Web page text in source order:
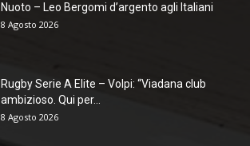
Nuoto – Leo Bergomi d’argento agli Italiani
8 Agosto 2026
Rugby Serie A Elite – Volpi: “Viadana club
ambizioso. Qui per...
8 Agosto 2026